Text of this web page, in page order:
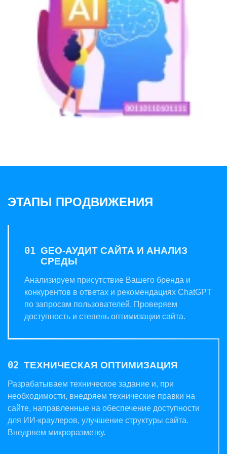
ЭТАПЫ ПРОДВИЖЕНИЯ
GEO-АУДИТ САЙТА И АНАЛИЗ
СРЕДЫ
Анализируем присутствие Вашего бренда и
конкурентов в ответах и ​​рекомендациях ChatGPT
по запросам пользователей. Проверяем
доступность и степень оптимизации сайта.
ТЕХНИЧЕСКАЯ ОПТИМИЗАЦИЯ
Разрабатываем техническое задание и, при
необходимости, внедряем технические правки на
сайте, направленные на обеспечение доступности
для ИИ-краулеров, улучшение структуры сайта.
Внедряем микроразметку.